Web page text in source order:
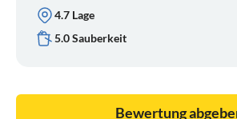
4.7 Lage
5.0 Sauberkeit
Bewertung